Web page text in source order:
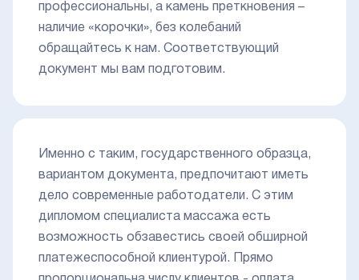
профессиональны, а камень преткновения –
наличие «корочки», без колебаний
обращайтесь к нам. Соответствующий
документ мы вам подготовим.
Именно с таким, государственного образца,
вариантом документа, предпочитают иметь
дело современные работодатели. С этим
дипломом специалиста массажа есть
возможность обзавестись своей обширной
платежеспособной клиентурой. Прямо